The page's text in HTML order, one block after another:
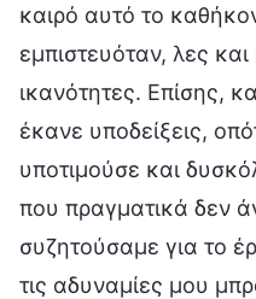
καιρό αυτό το
εμπιστευόταν, λες
ικανότητες. Επίσης,
έκανε υποδείξεις,
υποτιμούσε και
που πραγματικά δεν
συζητούσαμε για το
τις αδυναμίες μου